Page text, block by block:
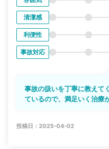
清潔感
利便性
事故対応
事故の扱いを丁寧に教えて
ているので、満足いく治療
投稿日：2025-04-02